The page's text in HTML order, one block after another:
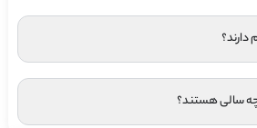
دارند؟
سالی هستند؟